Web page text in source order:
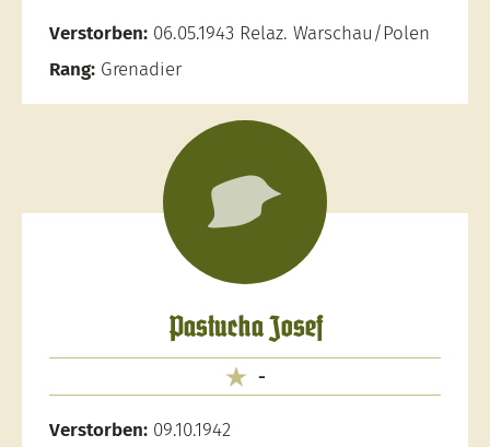
Verstorben: 06.05.1943 Relaz. Warschau/Polen
Rang: Grenadier
Pastucha Josef
-
Verstorben: 09.10.1942